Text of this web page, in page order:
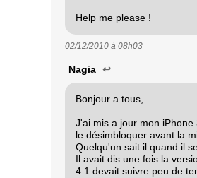
Help me please !
02/12/2010 à 08h03
Nagia ↩
Bonjour a tous,
J'ai mis a jour mon
le désimbloquer avant la
Quelqu'un sait il quand il
Il avait dis une fois la
4.1 devait suivre peu de